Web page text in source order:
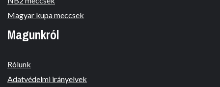
Magyar kupa meccsek
Magunkról
Rólunk
Adatvédelmi irányelvek